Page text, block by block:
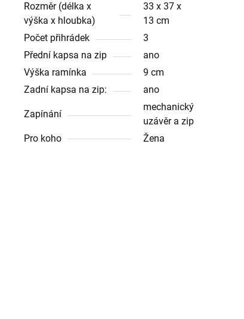
Rozměr (délka x
výška x hloubka)
33 x 37 x
13 cm
Počet přihrádek
3
Přední kapsa na zip
ano
Výška ramínka
9 cm
Zadní kapsa na zip:
ano
Zapínání
mechanický
uzávěr a zip
Pro koho
Žena